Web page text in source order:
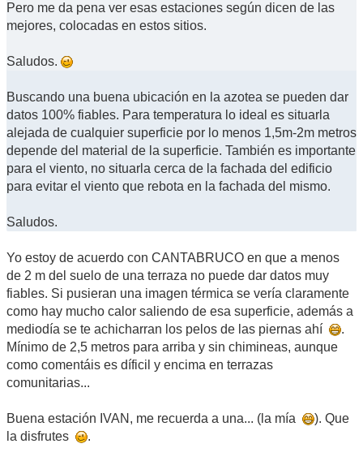
Pero me da pena ver esas estaciones según dicen de las
mejores, colocadas en estos sitios.
Saludos.
Buscando una buena ubicación en la azotea se pueden dar
datos 100% fiables. Para temperatura lo ideal es situarla
alejada de cualquier superficie por lo menos 1,5m-2m metros
depende del material de la superficie. También es importante
para el viento, no situarla cerca de la fachada del edificio
para evitar el viento que rebota en la fachada del mismo.
Saludos.
Yo estoy de acuerdo con CANTABRUCO en que a menos
de 2 m del suelo de una terraza no puede dar datos muy
fiables. Si pusieran una imagen térmica se vería claramente
como hay mucho calor saliendo de esa superficie, además a
mediodía se te achicharran los pelos de las piernas ahí
.
Mínimo de 2,5 metros para arriba y sin chimineas, aunque
como comentáis es díficil y encima en terrazas
comunitarias...
Buena estación IVAN, me recuerda a una... (la mía
). Que
la disfrutes
.